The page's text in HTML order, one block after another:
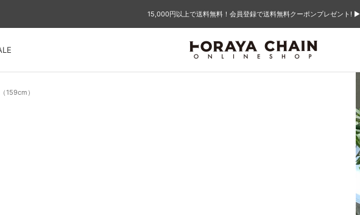
15,000円以上で送料無料！会員登録で送料無料クーポンプレゼント! ▶︎
TORAYACHAIN
ONLINE
SHOP
159cm）